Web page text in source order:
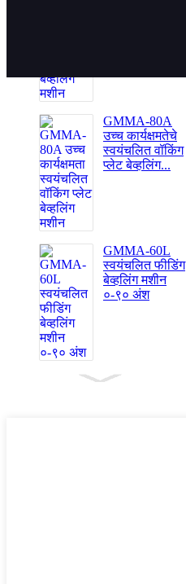
GMMA-80A
उच्च कार्यक्षमतेचे
स्वयंचलित वॉकिंग
प्लेट बेव्हलिंग...
GMMA-60L
स्वयंचलित फीडिंग
बेव्हलिंग मशीन
०-९० अंश